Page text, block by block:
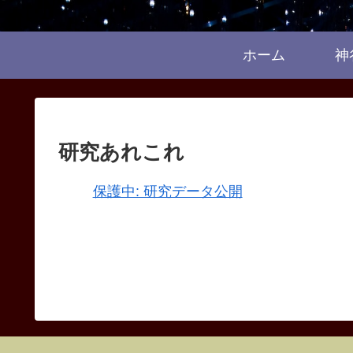
ホーム 神
研究あれこれ
保護中: 研究データ公開